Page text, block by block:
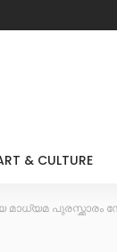
& CULTURE
പുരസ്ക്കാരം